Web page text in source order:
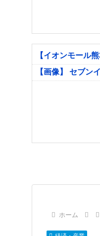
【イオンモール
【画像】 セブン
ホーム